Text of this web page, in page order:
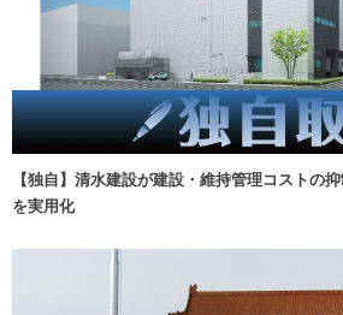
【独自】清水建設が建設・維持管理コストの
を実用化